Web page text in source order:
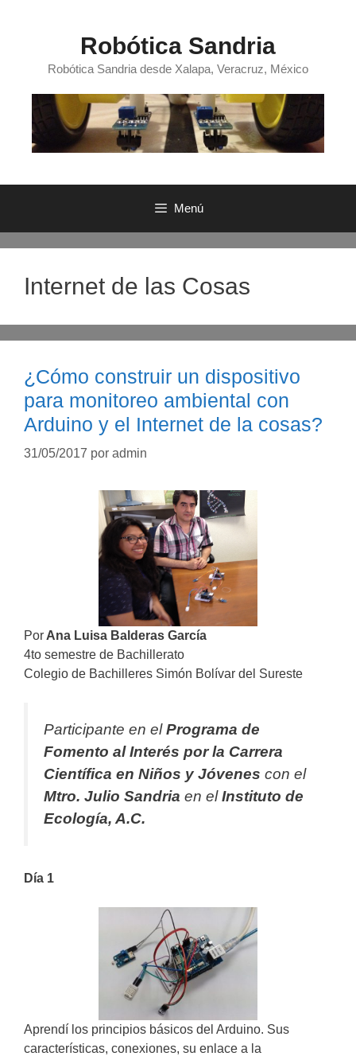
Robótica Sandria
Robótica Sandria desde Xalapa, Veracruz, México
Menú
Internet de las Cosas
¿Cómo construir un dispositivo
para monitoreo ambiental con
Arduino y el Internet de la cosas?
31/05/2017 por admin
Por Ana Luisa Balderas García
4to semestre de Bachillerato
Colegio de Bachilleres Simón Bolívar del Sureste
Participante en elPrograma de
Fomento al Interés por la Carrera
Científica en Niños y Jóvenes con el
Mtro. Julio Sandria en elInstituto de
Ecología, A.C.
Dí­a 1
Aprendí los principios básicos del Arduino. Sus
caracterí­sticas, conexiones, su enlace a la